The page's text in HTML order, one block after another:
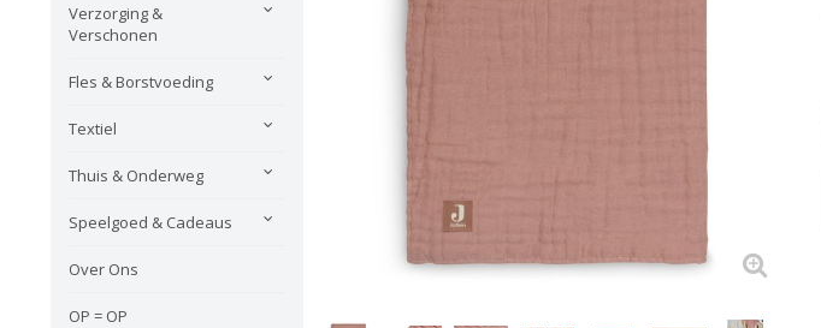
Verzorging &
Verschonen
Fles & Borstvoeding
Textiel
Thuis & Onderweg
Speelgoed & Cadeaus
Over Ons
OP = OP